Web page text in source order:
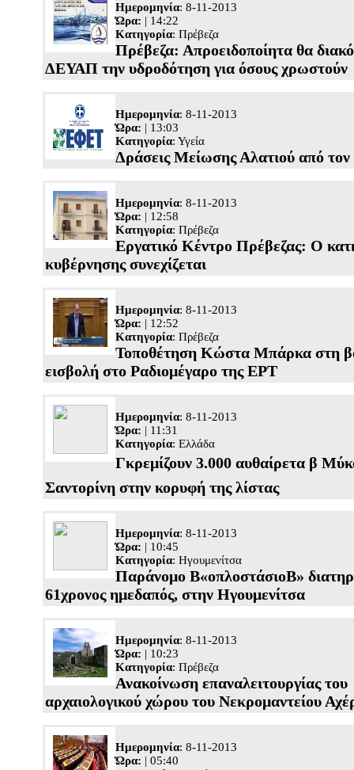
Ημερομηνία: 8-11-2013
Ώρα: | 14:22
Κατηγορία: Πρέβεζα
Πρέβεζα: Απροειδοποίητα θα
ΔΕΥΑΠ την υδροδότηση για όσους χρωστούν
Ημερομηνία: 8-11-2013
Ώρα: | 13:03
Κατηγορία: Υγεία
Δράσεις Μείωσης Αλατιού από
Ημερομηνία: 8-11-2013
Ώρα: | 12:58
Κατηγορία: Πρέβεζα
Εργατικό Κέντρο Πρέβεζας: Ο
κυβέρνησης συνεχίζεται
Ημερομηνία: 8-11-2013
Ώρα: | 12:52
Κατηγορία: Πρέβεζα
Τοποθέτηση Κώστα Μπάρκα στη
εισβολή στο Ραδιομέγαρο της ΕΡΤ
Ημερομηνία: 8-11-2013
Ώρα: | 11:31
Κατηγορία: Ελλάδα
Γκρεμίζουν 3.000 αυθαίρετα β
Σαντορίνη στην κορυφή της λίστας
Ημερομηνία: 8-11-2013
Ώρα: | 10:45
Κατηγορία: Ηγουμενίτσα
Παράνομο Β«οπλοστάσιοΒ»
61χρονος ημεδαπός, στην Ηγουμενίτσα
Ημερομηνία: 8-11-2013
Ώρα: | 10:23
Κατηγορία: Πρέβεζα
Ανακοίνωση επαναλειτουργίας του
αρχαιολογικού χώρου του Νεκρομαντείου
Ημερομηνία: 8-11-2013
Ώρα: | 05:40